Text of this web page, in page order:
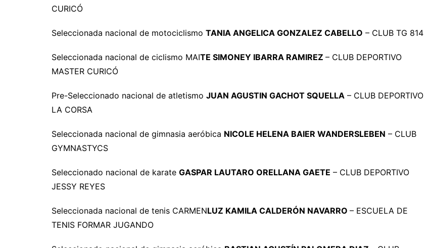
CURICÓ
Seleccionada nacional de motociclismo TANIA ANGELICA GONZALEZ CABELLO – CLUB TG 814
Seleccionada nacional de ciclismo MAITE SIMONEY IBARRA RAMIREZ – CLUB DEPORTIVO
MASTER CURICÓ
Pre-Seleccionado nacional de atletismo JUAN AGUSTIN GACHOT SQUELLA – CLUB DEPORTIVO
LA CORSA
Seleccionada nacional de gimnasia aeróbica NICOLE HELENA BAIER WANDERSLEBEN – CLUB
GYMNASTYCS
Seleccionado nacional de karate GASPAR LAUTARO ORELLANA GAETE – CLUB DEPORTIVO
JESSY REYES
Seleccionada nacional de tenis CARMENLUZ KAMILA CALDERÓN NAVARRO – ESCUELA DE
TENIS FORMAR JUGANDO